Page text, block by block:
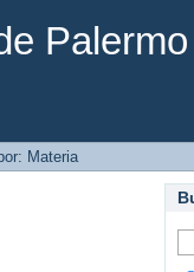
Palermo
Materia